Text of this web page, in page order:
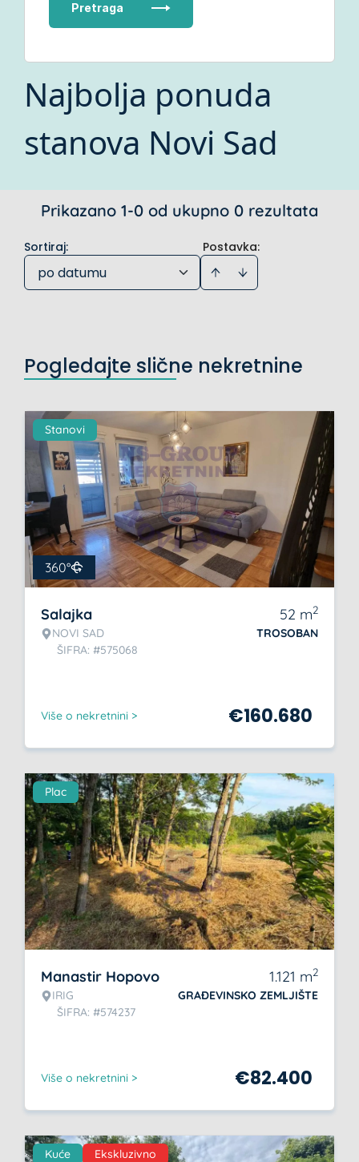
Pretraga
Najbolja ponuda
stanova Novi Sad
Prikazano 1-0 od ukupno 0 rezultata
Postavka:
Sortiraj:
po datumu
Pogledajte slične nekretnine
Stanovi
360°
Salajka
NOVI SAD
ŠIFRA: #575068
52 m2
TROSOBAN
Više o nekretnini > €160.680
Plac
Manastir Hopovo
IRIG
ŠIFRA: #574237
1.121 m2
GRAĐEVINSKO ZEMLJIŠTE
Više o nekretnini > €82.400
Kuće Ekskluzivno